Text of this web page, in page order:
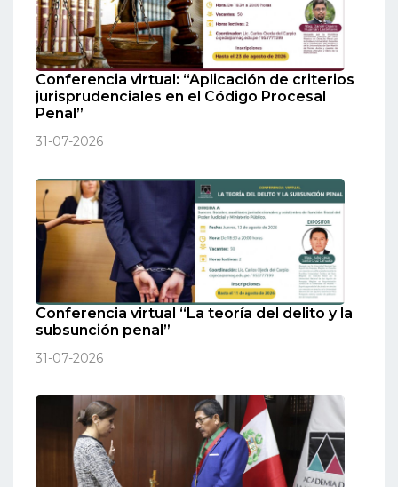
Conferencia virtual: “Aplicación de criterios
jurisprudenciales en el Código Procesal
Penal”
31-07-2026
Conferencia virtual “La teoría del delito y la
subsunción penal”
31-07-2026